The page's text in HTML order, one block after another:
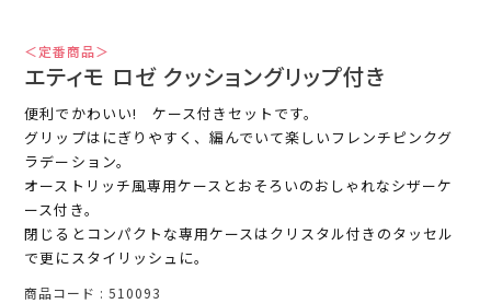
＜定番商品＞
エティモ ロゼ クッショングリップ付き
便利でかわいい! ケース付きセットです。
グリップはにぎりやすく、編んでいて楽しいフレンチピンクグ
ラデーション。
オーストリッチ風専用ケースとおそろいのおしゃれなシザーケ
ース付き。
閉じるとコンパクトな専用ケースはクリスタル付きのタッセル
で更にスタイリッシュに。
商品コード 510093